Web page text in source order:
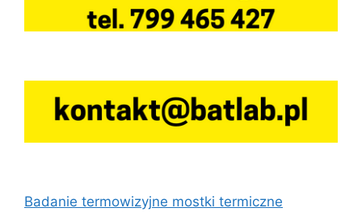
Badanie termowizyjne mostki termiczne